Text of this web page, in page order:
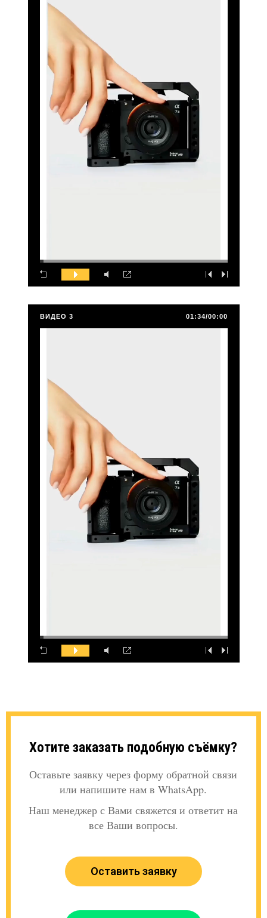
ВИДЕО 3 01:34/00:00
Хотите заказать подобную съёмку?
Оставьте заявку через форму обратной связи
или напишите нам в WhatsApp.
Наш менеджер с Вами свяжется и ответит на
все Ваши вопросы.
Оставить заявку